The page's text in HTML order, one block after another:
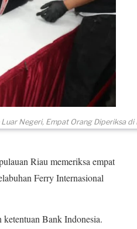
Negeri, Empat Orang Diperiksa di
Riau memeriksa empat
Ferry Internasional
ketentuan Bank Indonesia.